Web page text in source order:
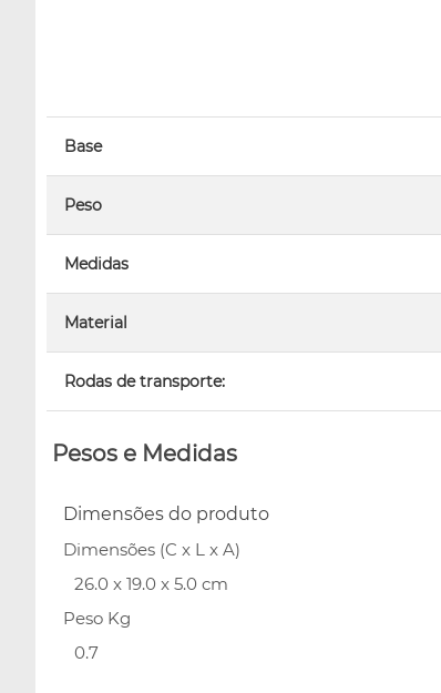
Base
Peso
Medidas
Material
Rodas de transporte:
Pesos e Medidas
Dimensões do produto
Dimensões (C x L x A)
26.0 x 19.0 x 5.0 cm
Peso Kg
0.7